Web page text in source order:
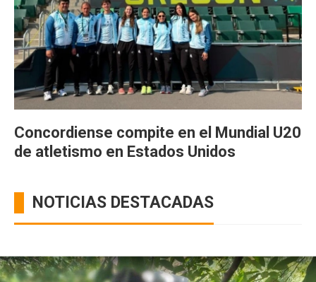
Concordiense compite en el Mundial U20
de atletismo en Estados Unidos
NOTICIAS DESTACADAS